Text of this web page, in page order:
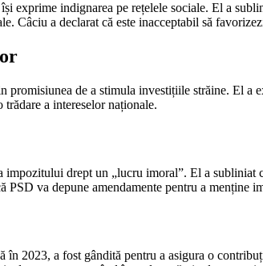
exprime indignarea pe rețelele sociale. El a
Câciu a declarat că este inacceptabil să
promisiunea de a stimula investițiile străine. El
trădare a intereselor naționale.
drept un „lucru imoral”. El a
va depune amendamente pentru a menține
2023, a fost gândită pentru a asigura o